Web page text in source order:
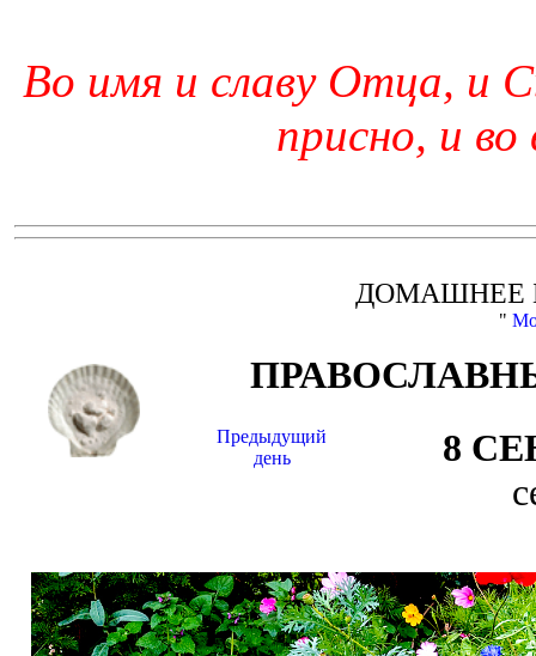
Во имя и славу Отца, и
присно, и во
ДОМАШНЕЕ
"
Предыдущий
день
8